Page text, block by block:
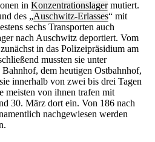
in Konzentrationslagermutiert.
des „Auschwitz-Erlasses“ mit
sechs Transporten auch
nach Auschwitz deportiert. Vom
in das Polizeipräsidium am
mussten sie unter
dem heutigen Ostbahnhof,
innerhalb von zwei bis drei Tagen
meisten von ihnen trafen mit
30. März dort ein. Von 186 nach
nachgewiesen werden